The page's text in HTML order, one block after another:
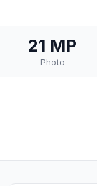
21 MP
Photo